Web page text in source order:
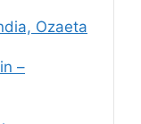
Ozaeta
–